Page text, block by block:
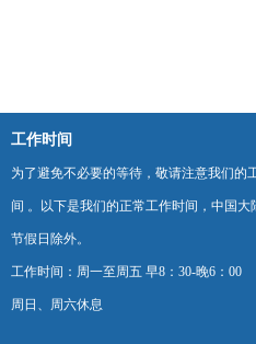
工作时间
为了避免不必要的等待，敬请注意我们的
间 。以下是我们的正常工作时间，中国大
节假日除外。
工作时间：周一至周五 早8：30-晚6：00
周日、周六休息